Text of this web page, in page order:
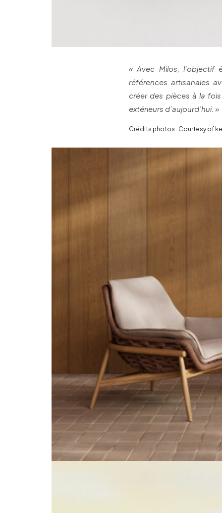
« Avec Milos, l’objectif
références artisanales
créer des pièces à la
extérieurs d’aujourd’hui. »
Crédits photos : Courtesy of